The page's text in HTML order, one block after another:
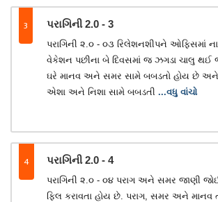
3 પરાગિની 2.0 - 3
પરાગિની ૨.૦ - ૦૩ રિલેશનશીપને ઓફિસમાં
વેકેશન પછીના બે દિવસમાં જ ઝગડા ચાલુ થઈ
ઘરે માનવ અને સમર સામે બબડતો હોય છે
એશા અને નિશા સામે બબડતી ...વધુ વાંચો
4 પરાગિની 2.0 - 4
પરાગિની ૨.૦ - ૦૪ પરાગ અને સમર જાણી
ફિલ કરાવતા હોય છે. પરાગ, સમર અને